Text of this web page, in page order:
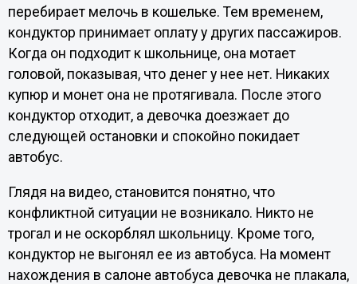
перебирает мелочь в кошельке. Тем временем,
кондуктор принимает оплату у других пассажиров.
Когда он подходит к школьнице, она мотает
головой, показывая, что денег у нее нет. Никаких
купюр и монет она не протягивала. После этого
кондуктор отходит, а девочка доезжает до
следующей остановки и спокойно покидает
автобус.
Глядя на видео, становится понятно, что
конфликтной ситуации не возникало. Никто не
трогал и не оскорблял школьницу. Кроме того,
кондуктор не выгонял ее из автобуса. На момент
нахождения в салоне автобуса девочка не плакала,